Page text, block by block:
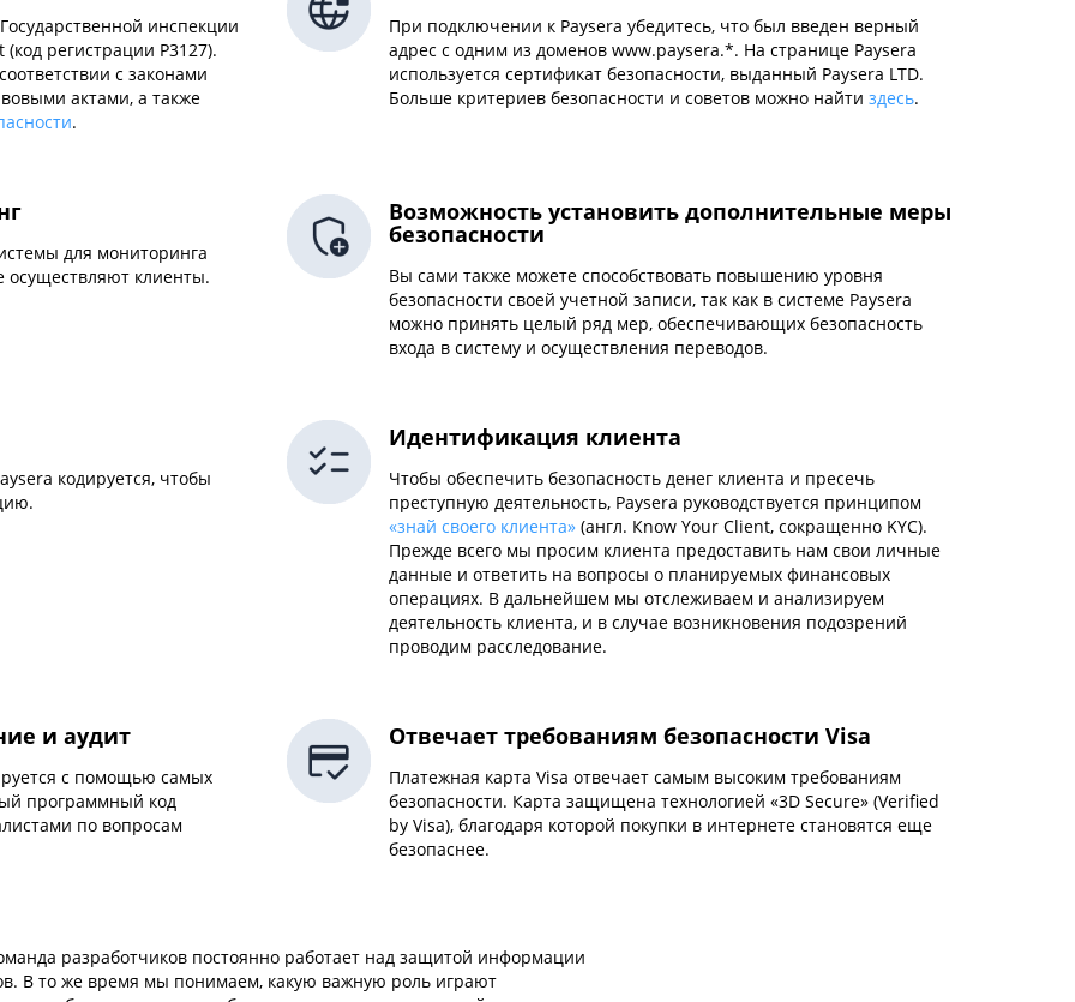
инспекции
регистрации P3127).
с законами
актами, а также
.
При подключении к Paysera убедитесь, что был введен верный
адрес с одним из доменов www.paysera.*. На странице Paysera
используется сертификат безопасности, выданный Paysera LTD.
Больше критериев безопасности и советов можно найти здесь.
для мониторинга
клиенты.
Возможность установить дополнительные меры
безопасности
Вы сами также можете способствовать повышению уровня
безопасности своей учетной записи, так как в системе Paysera
можно принять целый ряд мер, обеспечивающих безопасность
входа в систему и осуществления переводов.
кодируется, чтобы
Идентификация клиента
Чтобы обеспечить безопасность денег клиента и преcечь
преступную деятельность, Paysera руководствуется принципом
«знай своего клиента» (англ. Кnow Your Client, сокращенно KYC).
Прежде всего мы просим клиента предоставить нам свои личные
данные и ответить на вопросы о планируемых финансовых
операциях. В дальнейшем мы отслеживаем и анализируем
деятельность клиента, и в случае возникновения подозрений
проводим расследование.
и аудит
с помощью самых
программный код
по вопросам
Отвечает требованиям безопасности Visa
Платежная карта Visa отвечает самым высоким требованиям
безопасности. Карта защищена технологией «3D Secure» (Verified
by Visa), благодаря которой покупки в интернете становятся еще
безопаснее.
разработчиков постоянно работает над защитой информации
В то же время мы понимаем, какую важную роль играют